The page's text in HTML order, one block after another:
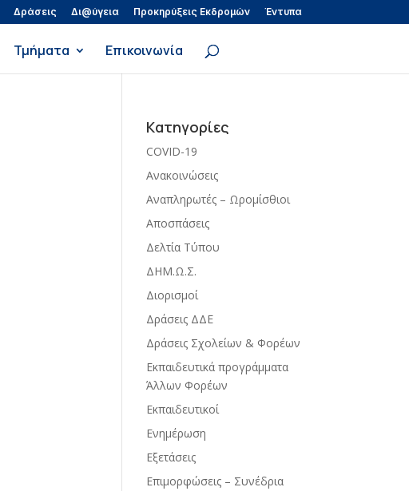
Δράσεις Δι@ύγεια Προκηρύξεις Εκδρομών Έντυπα
Τμήματα Επικοινωνία
Kατηγορίες
COVID-19
Ανακοινώσεις
Αναπληρωτές – Ωρομίσθιοι
Αποσπάσεις
Δελτία Τύπου
ΔΗΜ.Ω.Σ.
Διορισμοί
Δράσεις ΔΔΕ
Δράσεις Σχολείων & Φορέων
Εκπαιδευτικά προγράμματα
Άλλων Φορέων
Εκπαιδευτικοί
Ενημέρωση
Εξετάσεις
Επιμορφώσεις – Συνέδρια